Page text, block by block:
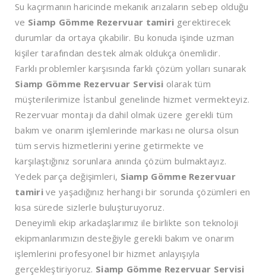
Su kaçırmanın haricinde mekanik arızaların sebep olduğu
ve Siamp Gömme Rezervuar tamiri gerektirecek
durumlar da ortaya çıkabilir. Bu konuda işinde uzman
kişiler tarafından destek almak oldukça önemlidir.
Farklı problemler karşısında farklı çözüm yolları sunarak
Siamp Gömme Rezervuar Servisi olarak tüm
müşterilerimize İstanbul genelinde hizmet vermekteyiz.
Rezervuar montajı da dahil olmak üzere gerekli tüm
bakım ve onarım işlemlerinde markası ne olursa olsun
tüm servis hizmetlerini yerine getirmekte ve
karşılaştığınız sorunlara anında çözüm bulmaktayız.
Yedek parça değişimleri, Siamp Gömme Rezervuar
tamirive yaşadığınız herhangi bir sorunda çözümleri en
kısa sürede sizlerle buluşturuyoruz.
Deneyimli ekip arkadaşlarımız ile birlikte son teknoloji
ekipmanlarımızın desteğiyle gerekli bakım ve onarım
işlemlerini profesyonel bir hizmet anlayışıyla
gerçekleştiriyoruz. Siamp Gömme Rezervuar Servisi